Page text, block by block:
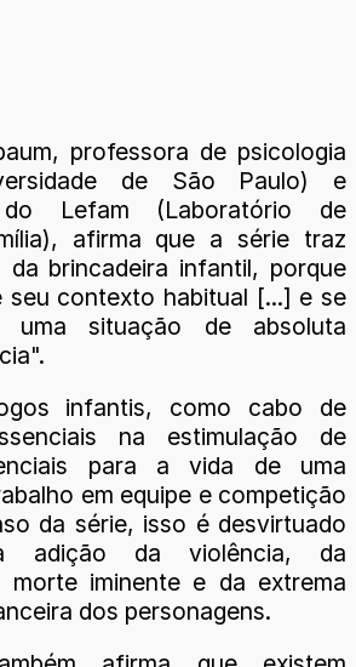
professora de psicologia
de São Paulo) e
do Lefam (Laboratório de
afirma que a série traz
da brincadeira infantil, porque
seu contexto habitual [...] e se
uma situação de absoluta
infantis, como cabo de
na estimulação de
para a vida de uma
em equipe e competição
da série, isso é desvirtuado
adição da violência, da
morte iminente e da extrema
dos personagens.